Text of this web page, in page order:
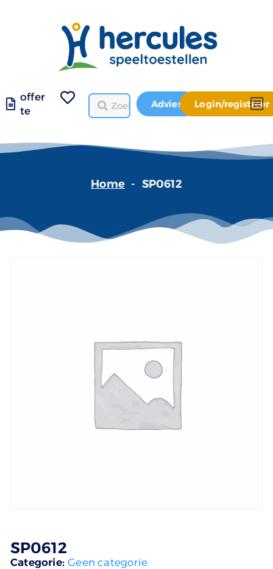
offer
te
Advies Login/registreer
Home - SP0612
SP0612
Categorie:Geen categorie